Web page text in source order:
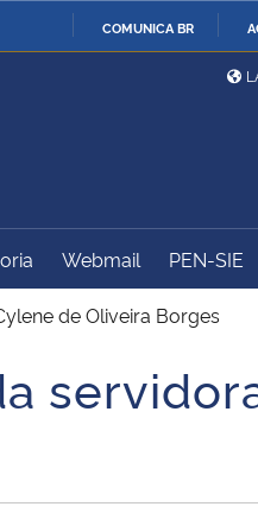
COMUNICA BR
da Defesa
Ministério
Exteriores
do
Regional
Geral da União Banco
Webmail PEN-SIE
de Oliveira Borges